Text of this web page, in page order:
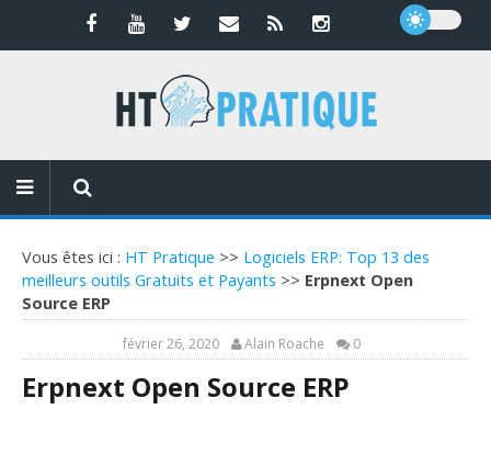
Vous êtes ici : HT Pratique >> Logiciels ERP: Top 13 des
meilleurs outils Gratuits et Payants >> Erpnext Open
Source ERP
février 26, 2020 Alain Roache 0
Erpnext Open Source ERP